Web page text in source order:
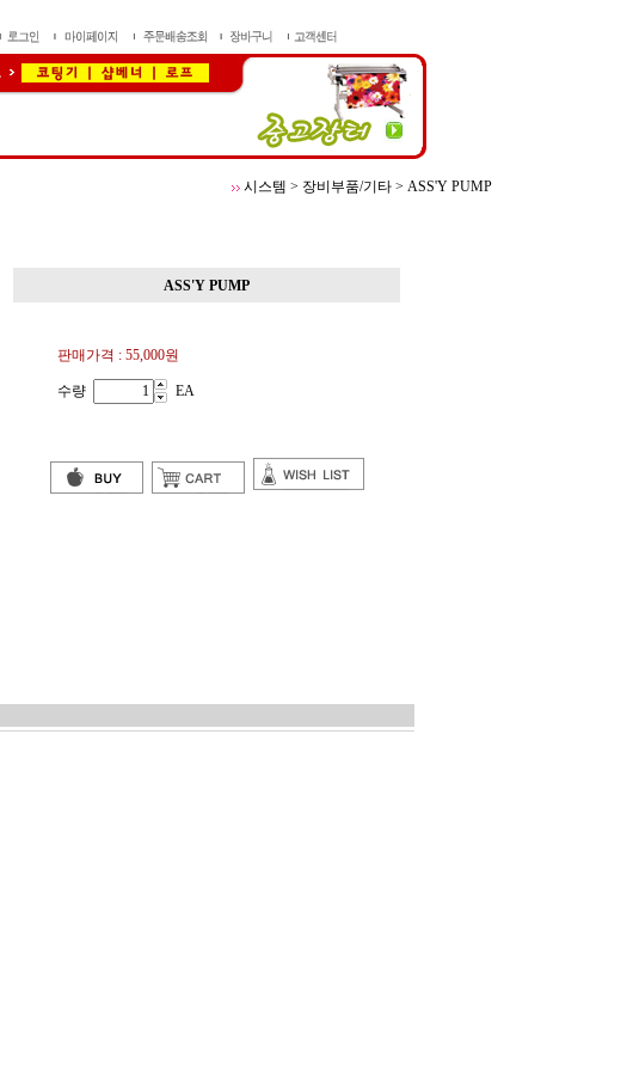
시스템 > 장비부품/기타 > ASS'Y PUMP
ASS'Y PUMP
판매가격 : 55,000원
수량 EA